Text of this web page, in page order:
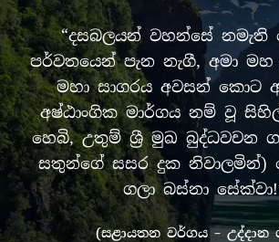
“දසබලයන් වහන්සේ
පර්වතයෙන් පැන නැගී, අමා
මහා සාගරය අවසන් කොට
අෂ්ඨාංගික මාර්ගය නම් වූ
හෙබි, උතුම් ශ්‍රී මුඛ බුද්ධවචන
සතුන්ගේ සසර දුක
ගලා බස්නා
(සළායතන වර්ගය – උද්දාන